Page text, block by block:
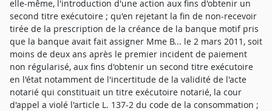
elle-même, l'introduction d'une action aux fins d'obtenir un
second titre exécutoire ; qu'en rejetant la fin de non-recevoir
tirée de la prescription de la créance de la banque motif pris
que la banque avait fait assigner Mme B... le 2 mars 2011, soit
moins de deux ans après le premier incident de paiement
non régularisé, aux fins d'obtenir un second titre exécutoire
en l'état notamment de l'incertitude de la validité de l'acte
notarié qui constituait un titre exécutoire notarié, la cour
d'appel a violé l'article L. 137-2 du code de la consommation ;